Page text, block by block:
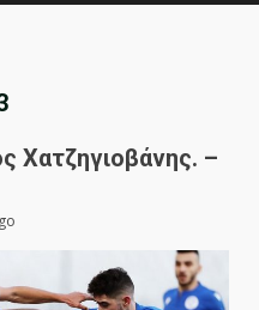
Χατζηγιοβάνης. –